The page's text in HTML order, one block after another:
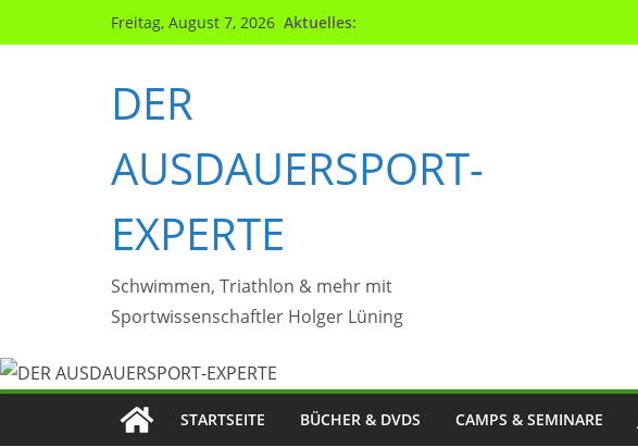
Inhalt
Freitag, August 7, 2026 Aktuelles:
DER
AUSDAUERSPORT-
EXPERTE
Schwimmen, Triathlon & mehr mit
Sportwissenschaftler Holger Lüning
STARTSEITE BÜCHER & DVDS CAMPS & SEMINARE